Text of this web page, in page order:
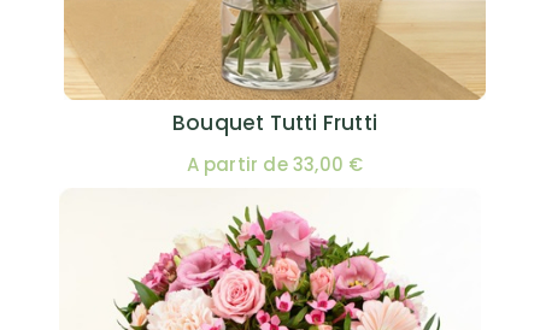
Bouquet Tutti Frutti
A partir de 33,00 €